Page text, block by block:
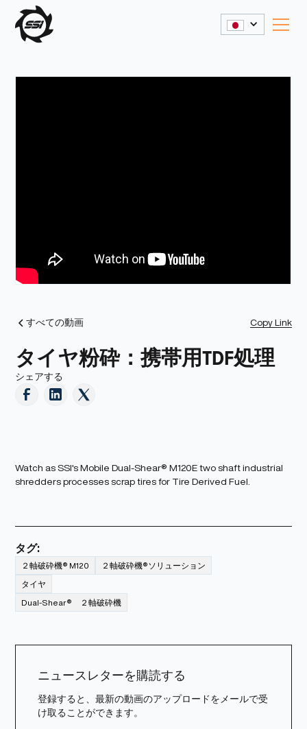
すべての動画 Copy Link
タイヤ粉砕：携帯用TDF処理
シェアする
Watch as SSI's Mobile Dual-Shear® M120E two shaft industrial
shredders processes scrap tires for Tire Derived Fuel.
タグ:
２軸破砕機® M120 ２軸破砕機®ソリューション
タイヤ
Dual-Shear® ２軸破砕機
ニュースレターを購読する
登録すると、最新の動画のアップロードをメールで受
け取ることができます。